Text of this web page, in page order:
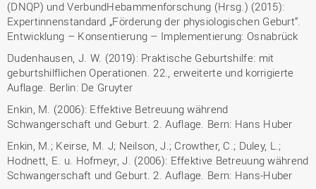
(DNQP) und VerbundHebammenforschung (Hrsg.) (2015):
Expertinnenstandard „Förderung der physiologischen Geburt“.
Entwicklung – Konsentierung – Implementierung: Osnabrück
Dudenhausen, J. W. (2019): Praktische Geburtshilfe: mit
geburtshilflichen Operationen. 22., erweiterte und korrigierte
Auflage. Berlin: De Gruyter
Enkin, M. (2006): Effektive Betreuung während
Schwangerschaft und Geburt. 2. Auflage. Bern: Hans Huber
Enkin, M.; Keirse, M. J; Neilson, J.; Crowther, C.; Duley, L.;
Hodnett, E. u. Hofmeyr, J. (2006): Effektive Betreuung während
Schwangerschaft und Geburt. 2. Auflage. Bern: Hans-Huber